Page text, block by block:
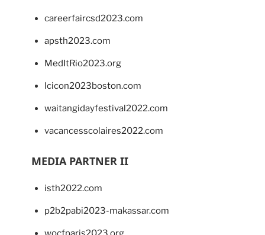
careerfaircsd2023.com
apsth2023.com
MedItRio2023.org
lcicon2023boston.com
waitangidayfestival2022.com
vacancesscolaires2022.com
MEDIA PARTNER II
isth2022.com
p2b2pabi2023-makassar.com